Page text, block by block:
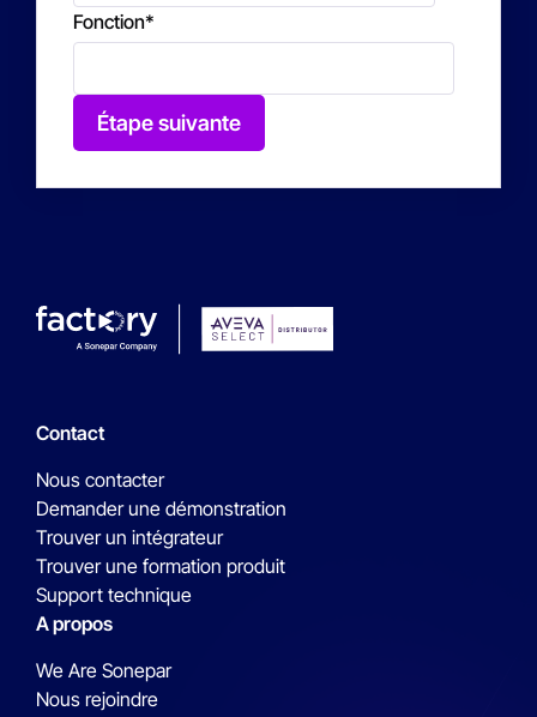
Fonction*
Étape suivante
Contact
Nous contacter
Demander une démonstration
Trouver un intégrateur
Trouver une formation produit
Support technique
A propos
We Are Sonepar
Nous rejoindre